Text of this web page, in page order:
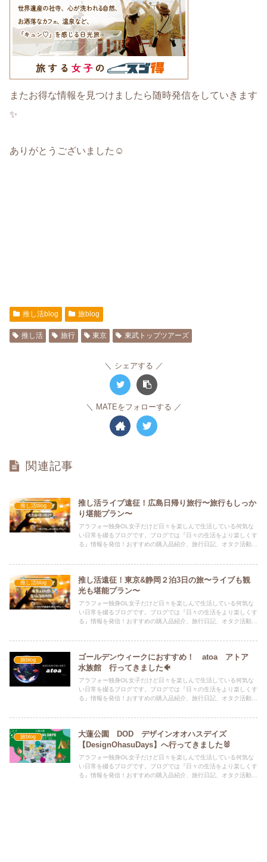
またお得な情報を見つけましたら随時発信をしていきます
✨
ありがとうございました☺︎
推し活blog 旅blog
推し活 旅行 東京 東武トップツアーズ
シェアする
MATEをフォローする
関連記事
推し活blog
推し活ライブ遠征！広島日帰り旅行〜旅行もしっか
り堪能プラン〜
アラフォー独身OL女子だけど日々を楽しんで生活している何気な
い日常を綴るブログです。ブログでは『日々の生活をより楽しくす
る』情報を発信！おすすめの購入品紹介、旅行日記、オタク活動、
推し活blog
推し活遠征！東京&静岡２泊3日の旅〜ライブも観
光も堪能プラン〜
アラフォー独身OL女子だけど日々を楽しんで生活している何気な
い日常を綴るブログです。ブログでは『日々の生活をより楽しくす
る』情報を発信！おすすめの購入品紹介、旅行日記、オタク活動、
旅blog
ゴールデンウィークにおすすめ！ atoa アトア
水族館 行ってきました🐠
アラフォー独身OL女子だけど日々を楽しんで生活している何気な
い日常を綴るブログです。ブログでは『日々の生活をより楽しくす
る』情報を発信！おすすめの購入品紹介、旅行日記、オタク活動、
旅blog
大蓮公園 DOD デザインオオハスデイズ
【DesignOhasuDays】へ行ってきました🐰
アラフォー独身OL女子だけど日々を楽しんで生活している何気な
い日常を綴るブログです。ブログでは『日々の生活をより楽しくす
る』情報を発信！おすすめの購入品紹介、旅行日記、オタク活動、